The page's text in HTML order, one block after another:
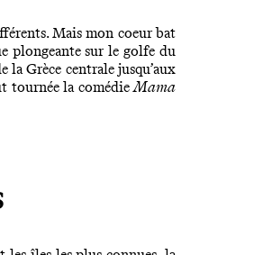
Mais mon coeur bat
plongeante sur le golfe du
Grèce centrale jusqu’aux
tournée la comédieMama